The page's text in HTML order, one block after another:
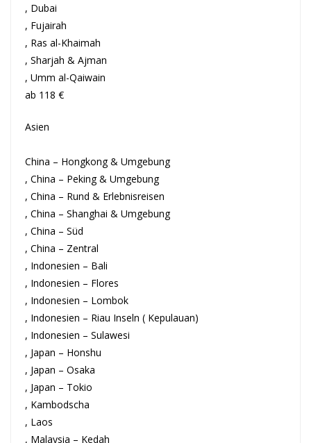
, Dubai
, Fujairah
, Ras al-Khaimah
, Sharjah & Ajman
, Umm al-Qaiwain
ab 118 €
Asien
China – Hongkong & Umgebung
, China – Peking & Umgebung
, China – Rund & Erlebnisreisen
, China – Shanghai & Umgebung
, China – Süd
, China – Zentral
, Indonesien – Bali
, Indonesien – Flores
, Indonesien – Lombok
, Indonesien – Riau Inseln ( Kepulauan)
, Indonesien – Sulawesi
, Japan – Honshu
, Japan – Osaka
, Japan – Tokio
, Kambodscha
, Laos
, Malaysia – Kedah